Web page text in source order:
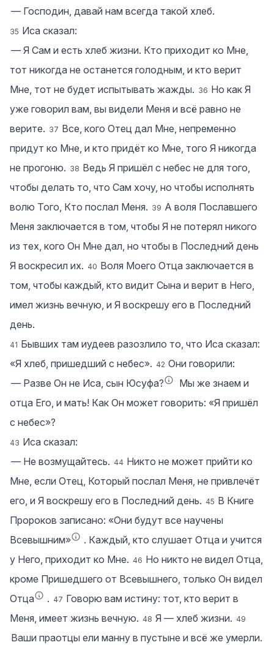
― Господин, давай нам всегда такой хлеб.
35 Иса сказал:
― Я Сам и есть хлеб жизни. Кто приходит ко Мне,
тот никогда не останется голодным, и кто верит
Мне, тот не будет испытывать жажды. 36 Но как Я
уже говорил вам, вы видели Меня и всё равно не
верите. 37 Все, кого Отец дал Мне, непременно
придут ко Мне, и кто придёт ко Мне, того Я никогда
не прогоню. 38 Ведь Я пришёл с небес не для того,
чтобы делать то, что Сам хочу, но чтобы исполнять
волю Того, Кто послал Меня. 39 А воля Пославшего
Меня заключается в том, чтобы Я не потерял никого
из тех, кого Он Мне дал, но чтобы в Последний день
Я воскресил их. 40 Воля Моего Отца заключается в
том, чтобы каждый, кто видит Сына и верит в Него,
имел жизнь вечную, и Я воскрешу его в Последний
день.
41 Бывших там иудеев разозлило то, что Иса сказал:
«Я хлеб, пришедший с небес». 42 Они говорили:
― Разве Он не Иса, сын Юсуфа?
Мы же знаем и
отца Его, и мать! Как Он может говорить: «Я пришёл
с небес»?
43 Иса сказал:
― Не возмущайтесь. 44 Никто не может прийти ко
Мне, если Отец, Который послал Меня, не привлечёт
его, и Я воскрешу его в Последний день. 45 В Книге
Пророков записано: «Они будут все научены
Всевышним»
. Каждый, кто слушает Отца и учится
у Него, приходит ко Мне. 46 Но никто не видел Отца,
кроме Пришедшего от Всевышнего, только Он видел
Отца
. 47 Говорю вам истину: тот, кто верит в
Меня, имеет жизнь вечную. 48 Я — хлеб жизни. 49
Ваши праотцы ели манну в пустыне и всё же умерли.